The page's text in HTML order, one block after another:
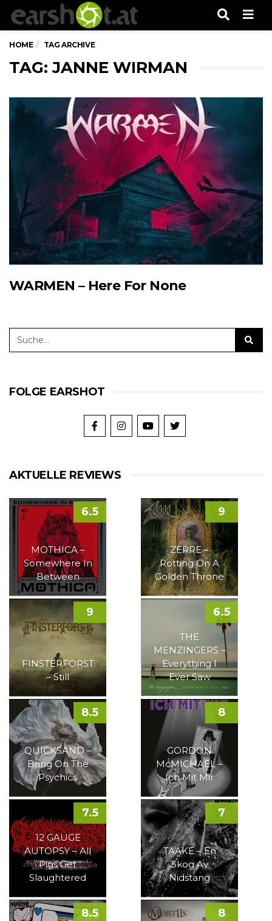
HOME TAG ARCHIVE
TAG: JANNE WIRMAN
WARMEN – Here For None
FOLGE EARSHOT
AKTUELLE REVIEWS
MOTHICA –
Somewhere In
Between
6.5
ZERRE –
Rotting On A
Golden Throne
9
FINSTERFORST
– Still
9
THE
MENZINGERS –
Everything I
Ever Saw
6.5
QUICKSAND –
Bring On The
Psychics
8.5
GORDON
McMICHAEL –
Ich Mit Mir
8
12 GAUGE
AUTOPSY – All
Pigs Get
Slaughtered
7.5
TAAKE – En
Skog Av
Nidstang
7
8.5 8